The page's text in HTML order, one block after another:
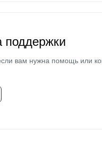
поддержки
вам нужна помощь или